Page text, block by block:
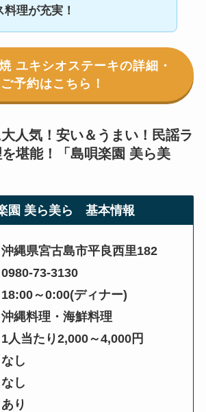
料理が充実！
ユキシオステーキの詳細・
ご予約はこちら！
人気！安い＆うまい！民謡ラ
堪能！「 島唄楽園 美ら美
園 美ら美ら 基本情報
県宮古島市平良西里182
73-3130
～0:00(ディナー)
沖縄料理・海鮮料理
たり2,000～4,000円
し
し
り